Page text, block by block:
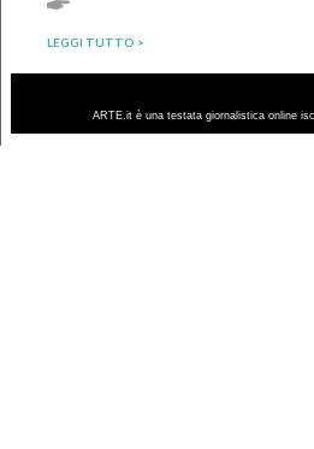
LEGGI TUTTO >
ARTE.it è una testata giornalistica online